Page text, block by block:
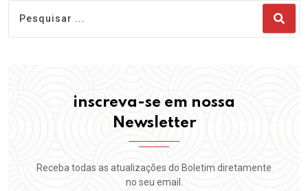
inscreva-se em nossa
Newsletter
Receba todas as atualizações do Boletim diretamente
no seu email.